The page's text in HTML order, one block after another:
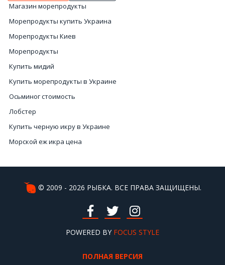
Магазин морепродукты
Морепродукты купить Украина
Морепродукты Киев
Морепродукты
Купить мидий
Купить морепродукты в Украине
Осьминог стоимость
Лобстер
Купить черную икру в Украине
Морской еж икра цена
Морской коктейль купить цена
Цены на красную икру в Украине
© 2009 - 2026 РЫБКА. ВСЕ ПРАВА ЗАЩИЩЕНЫ.
POWERED BY FOCUS STYLE
ПОЛНАЯ ВЕРСИЯ